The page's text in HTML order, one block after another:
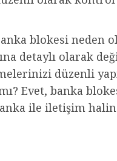
blokesi neden
detaylı olarak
düzenli
Evet, banka
ile iletişim